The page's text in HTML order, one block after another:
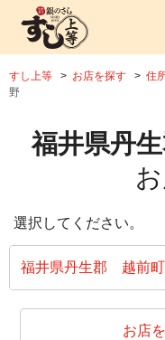
すし上等 お店を探す 住
野
福井県丹
選択してください。
福井県丹生郡 越前町
お店